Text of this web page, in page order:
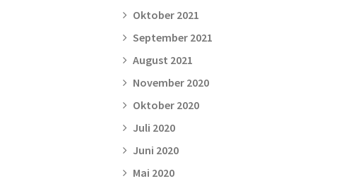
Oktober 2021
September 2021
August 2021
November 2020
Oktober 2020
Juli 2020
Juni 2020
Mai 2020